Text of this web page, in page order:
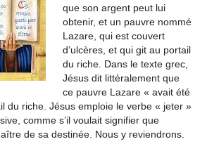
que son argent peut lui
obtenir, et un pauvre nommé
Lazare, qui est couvert
d’ulcères, et qui git au portail
du riche. Dans le texte grec,
Jésus dit littéralement que
ce pauvre Lazare « avait été
du riche. Jésus emploie le verbe « jeter »
comme s’il voulait signifier que
de sa destinée. Nous y reviendrons.